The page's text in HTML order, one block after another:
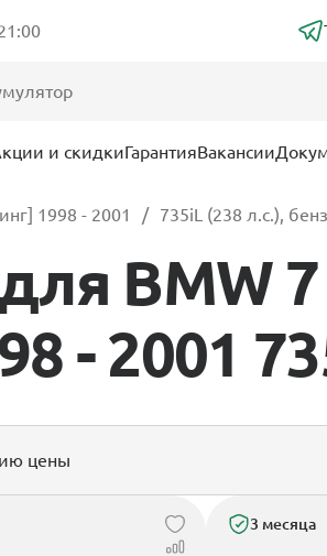
и скидкиГарантияВакансии
1998 - 2001 735iL (238 л.с.),
BMW 7
- 2001
3 месяца